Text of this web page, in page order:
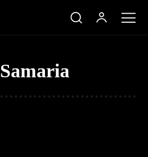
Samaria